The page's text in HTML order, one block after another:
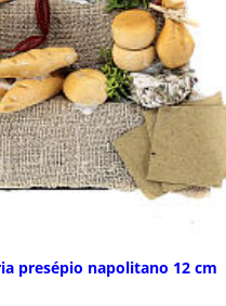
presépio napolitano 12 cm